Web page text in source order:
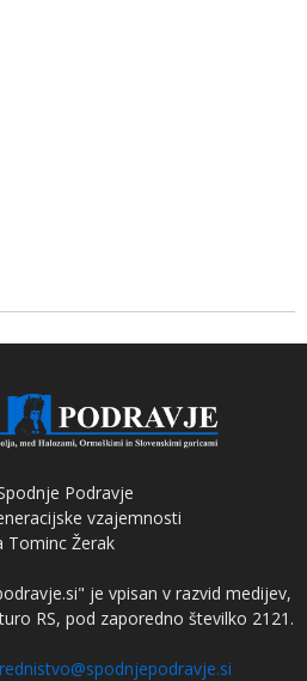
Podravje
vzajemnosti
Tominc Žerak
je vpisan v razvid medijev,
RS, pod zaporedno številko 2121.